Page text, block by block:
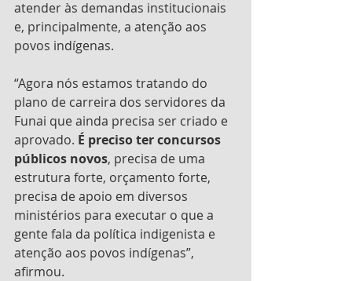
atender às demandas institucionais
e, principalmente, a atenção aos
povos indígenas.
“Agora nós estamos tratando do
plano de carreira dos servidores da
Funai que ainda precisa ser criado e
aprovado. É preciso ter concursos
públicos novos, precisa de uma
estrutura forte, orçamento forte,
precisa de apoio em diversos
ministérios para executar o que a
gente fala da política indigenista e
atenção aos povos indígenas”,
afirmou.